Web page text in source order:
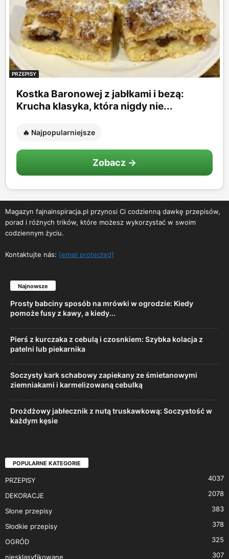
PRZEPISY
Kostka Baronowej z jabłkami i bezą:
Krucha klasyka, która nigdy nie...
🔥 Najpopularniejsze
Zobacz →
Magazyn fajnainspiracja.pl przynosi Ci codzienną dawkę przepisów,
porad i różnych trików, które możesz wykorzystać w swoim
codziennym życiu.
Kontaktujte nás: [email protected]
Najnowsze
Prosty babciny sposób na mrówki w ogrodzie: Kiedy
pomoże fusy z kawy, a kiedy...
Pierś z kurczaka z cebulą i czosnkiem: Szybka kolacja z
patelni lub piekarnika
Soczysty kark schabowy zapiekany ze śmietanowymi
ziemniakami i karmelizowaną cebulką
Drożdżowy jabłecznik z nutą truskawkową: Soczystość w
każdym kęsie
POPULARNE KATEGORIE
PRZEPISY 4037
DEKORACJE 2078
Słone przepisy 383
Słodkie przepisy 378
OGRÓD 325
niesklasyfikowane 307